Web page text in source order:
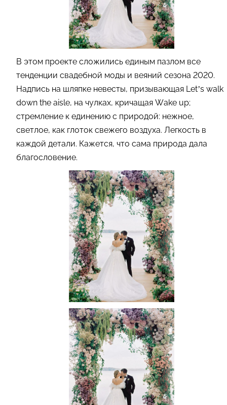
В этом проекте сложились единым пазлом все
тенденции свадебной моды и веяний сезона 2020.
Надпись на шляпке невесты, призывающая Let’s walk
down the aisle, на чулках, кричащая Wake up;
стремление к единению с природой: нежное,
светлое, как глоток свежего воздуха. Легкость в
каждой детали. Кажется, что сама природа дала
благословение.